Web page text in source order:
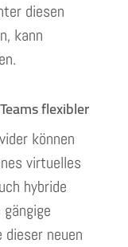
diesen
kann
flexibler
können
virtuelles
hybride
dieser neuen